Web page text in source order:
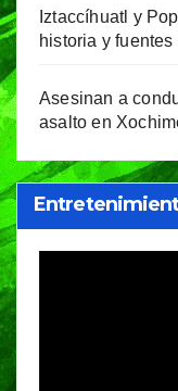
Iztaccíhuatl y
historia y
Asesinan a
asalto en